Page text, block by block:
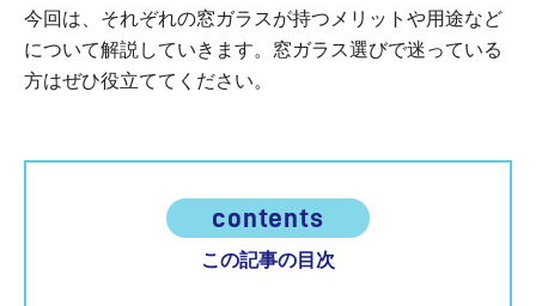
今回は、それぞれの窓ガラスが持つメリットや用途など
について解説していきます。窓ガラス選びで迷っている
方はぜひ役立ててください。
contents
この記事の目次